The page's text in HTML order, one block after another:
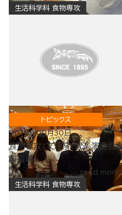
生活科学科 食物専攻
トピックス
2019年09月30日
食物専攻：文理学(音楽演奏会
前指導)
read more
生活科学科 食物専攻